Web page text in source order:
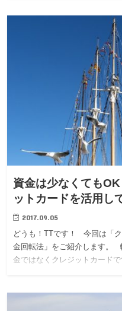
資金は少なくても
ットカードを活用し
2017.09.05
どうも！TTです！ 今回は「
金回転法」をご紹介します。
金ではなくクレジットカード